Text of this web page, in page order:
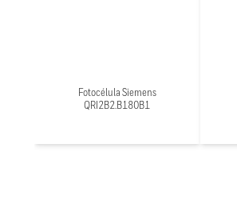
Fotocélula Siemens
QRI2B2.B180B1